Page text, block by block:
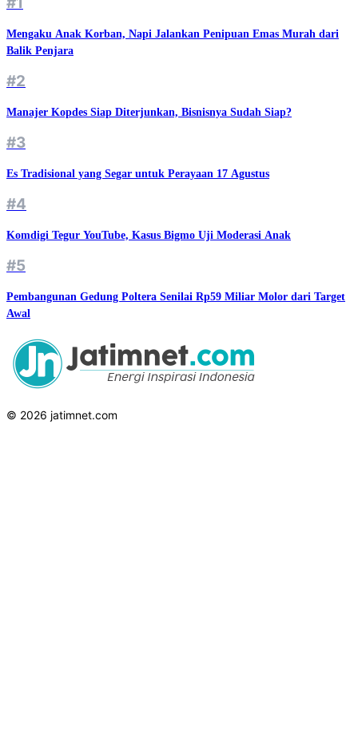
Mengaku Anak Korban, Napi Jalankan Penipuan Emas Murah dari
Balik Penjara
#2
Manajer Kopdes Siap Diterjunkan, Bisnisnya Sudah Siap?
#3
Es Tradisional yang Segar untuk Perayaan 17 Agustus
#4
Komdigi Tegur YouTube, Kasus Bigmo Uji Moderasi Anak
#5
Pembangunan Gedung Poltera Senilai Rp59 Miliar Molor dari Target
Awal
© 2026 jatimnet.com